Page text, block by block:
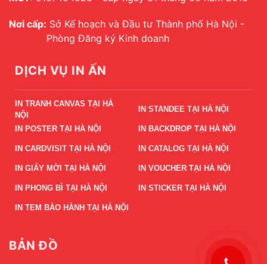
Nơi cấp: Sở Kế hoạch và Đầu tư Thành phố Hà Nội -
Phòng Đăng ký Kinh doanh
DỊCH VỤ IN ẤN
IN TRANH CANVAS TẠI HÀ
NỘI
IN STANDEE TẠI HÀ NỘI
IN POSTER TẠI HÀ NỘI IN BACKDROP TẠI HÀ NỘI
IN CARDVISIT TẠI HÀ NỘI IN CATALOG TẠI HÀ NỘI
IN GIẤY MỜI TẠI HÀ NỘI IN VOUCHER TẠI HÀ NỘI
IN PHONG BÌ TẠI HÀ NỘI IN STICKER TẠI HÀ NỘI
IN TEM BẢO HÀNH TẠI HÀ NỘI
BẢN ĐỒ